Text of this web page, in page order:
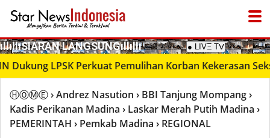
­ıllıllıS͙I͙A͙R͙A͙N͙ L͙A͙N͙G͙S͙U͙N͙G͙ıllıllı ● LIVΞ Tᐯ
LPSK Perkuat Pemulihan Korban Kekerasan Seksual
ⒽⓄⓂⒺ› Andrez Nasution › BBI Tanjung Mompang›
Kadis Perikanan Madina › Laskar Merah Putih Madina ›
PEMERINTAH › Pemkab Madina › REGIONAL